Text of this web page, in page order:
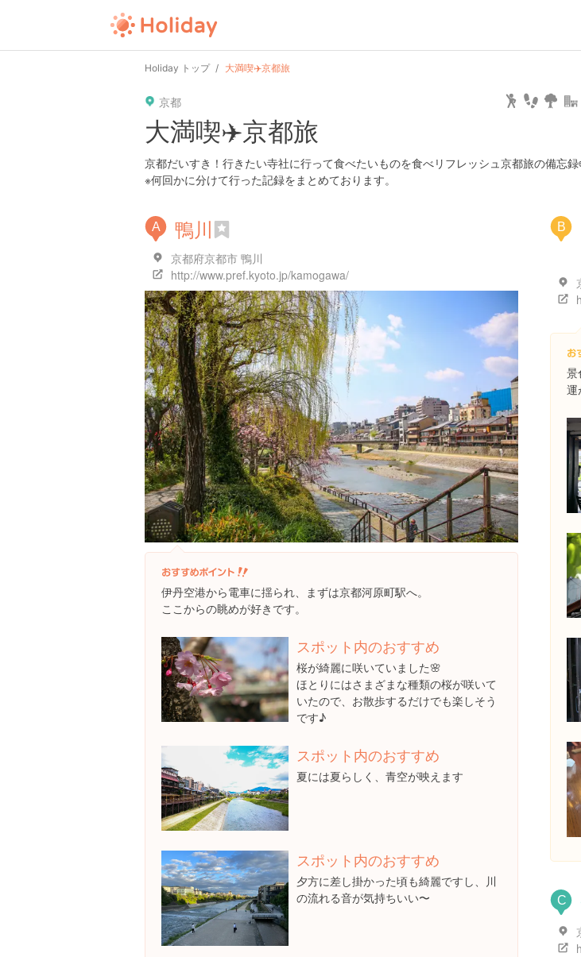
Holiday トップ 大満喫✈️京都旅
京都
大満喫✈️京都旅
京都だいすき！行きたい寺社に行って食べたいものを食べリフレッシュ京都旅の備忘
※何回かに分けて行った記録をまとめております。
A 鴨川
京都府京都市 鴨川
http://www.pref.kyoto.jp/kamogawa/
伊丹空港から電車に揺られ、まずは京都河原町駅へ。
ここからの眺めが好きです。
スポット内のおすすめ
桜が綺麗に咲いていました🌸
ほとりにはさまざまな種類の桜が咲いて
いたので、お散歩するだけでも楽しそう
です♪
スポット内のおすすめ
夏には夏らしく、青空が映えます
スポット内のおすすめ
夕方に差し掛かった頃も綺麗ですし、川
の流れる音が気持ちいい〜
B
景
運
C